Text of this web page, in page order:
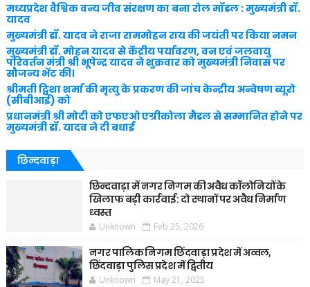
मध्यप्रदेश वैश्विक वन्य जीव संरक्षण का बना रोल मॉडल : मुख्यमंत्री डॉ.
यादव
मुख्यमंत्री डॉ. यादव ने राजा राममोहन राय की जयंती पर किया नमन
मुख्यमंत्री डॉ. मोहन यादव से केंद्रीय पर्यावरण, वन एवं जलवायु
परिवर्तन मंत्री श्री भूपेन्द्र यादव ने शुक्रवार को मुख्यमंत्री निवास पर
सौजन्य भेंट की।
श्रीमती ट्विशा शर्मा की मृत्यु के प्रकरण की जांच केन्द्रीय अन्वेषण ब्यूरो
(सीबीआई) को
प्रधानमंत्री श्री मोदी को एफएओ एग्रीकोला मैडल से सम्मानित होने पर
मुख्यमंत्री डॉ. यादव ने दी बधाई
छिन्दवाड़ा
छिन्दवाड़ा में नगर निगम की अवैध कॉलोनियों के
खिलाफ बड़ी कार्रवाई: दो स्थानों पर अवैध निर्माण
ध्वस्त
Unknown Feb 25, 2026
नगर पालिक निगम छिंदवाड़ा प्रदेश में अव्वल,
छिंदवाड़ा पुलिस प्रदेश में द्वितीय
Unknown May 21, 2025